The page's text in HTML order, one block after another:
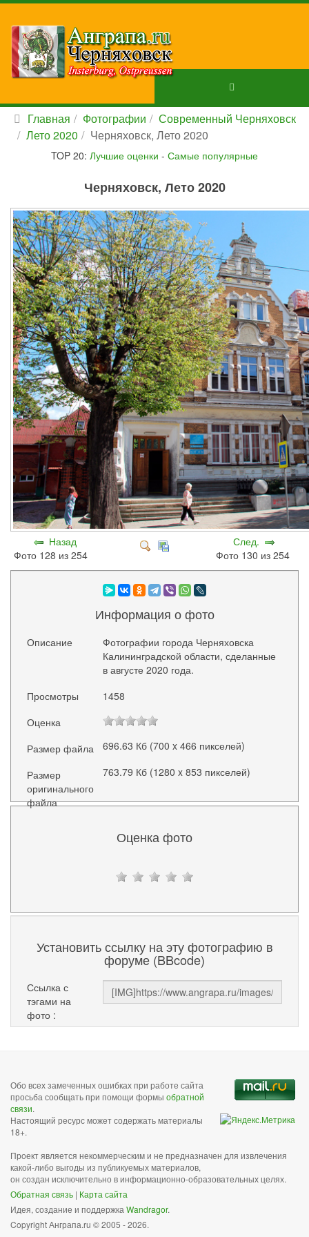
Главная Фотографии
Современный Черняховск
Лето 2020
Черняховск, Лето 2020
TOP 20: Лучшие оценки - Самые популярные
Черняховск, Лето 2020
Назад
Фото 128 из 254
След.
Фото 130 из 254
Информация о фото
Описание
Фотографии города Черняховска
Калининградской области, сделанные
в августе 2020 года.
Просмотры
1458
Оценка
Размер файла
696.63 Кб (700 x 466 пикселей)
Размер
оригинального
файла
763.79 Кб (1280 x 853 пикселей)
Оценка фото
Установить ссылку на эту фотографию в
форуме (BBcode)
Ссылка с
тэгами на
фото :
Обо всех замеченных ошибках при работе сайта
просьба сообщать при помощи формы обратной
связи.
Настоящий ресурс может содержать материалы
18+.
Проект является некоммерческим и не предназначен для извлечения
какой-либо выгоды из публикуемых материалов,
он создан исключительно в информационно-образовательных целях.
Обратная связь | Карта сайта
Идея, создание и поддержка Wandragor.
Copyright Анграпа.ru © 2005 - 2026.